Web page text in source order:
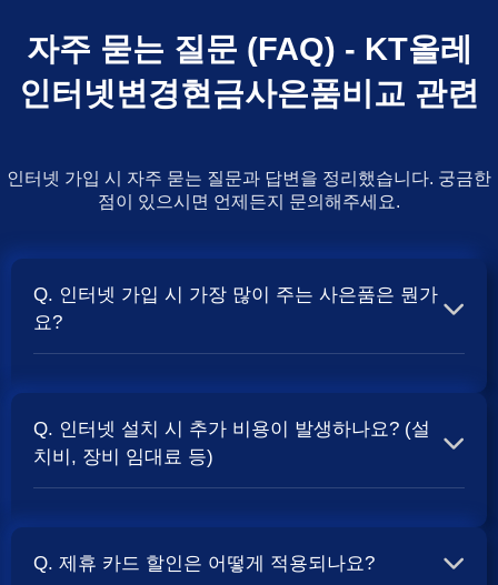
자주 묻는 질문 (FAQ) - KT올레
인터넷변경현금사은품비교 관련
인터넷 가입 시 자주 묻는 질문과 답변을 정리했습니다. 궁금한
점이 있으시면 언제든지 문의해주세요.
Q. 인터넷 가입 시 가장 많이 주는 사은품은 뭔가
요?
보통 500Mbps 또는 1Gbps 인터넷을 TV와 결합하여 가입
할 때 현금 사은품및 상품권 혜택이 더 크게 지급되는 경향
Q. 인터넷 설치 시 추가 비용이 발생하나요? (설
치비, 장비 임대료 등)
청구되는 경우가 많습니다. 다만, 인터넷 상품 및 프로모션
Q. 제휴 카드 할인은 어떻게 적용되나요?